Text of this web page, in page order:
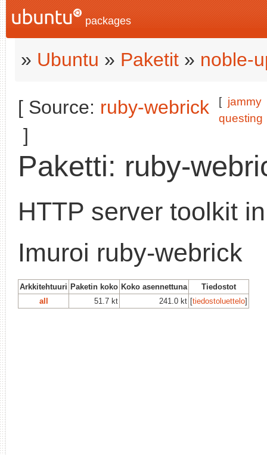
packages
» Ubuntu » Paketit » noble-
[ jammy
questing
[ Source: ruby-webrick
]
Paketti: ruby-
HTTP server toolkit
Imuroi ruby-webrick
Arkkitehtuuri Paketin koko Koko asennettuna
Tiedostot
all
51.7 kt 241.0 kt [tiedostoluettelo]